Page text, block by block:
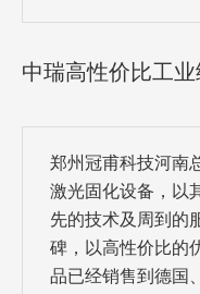
中瑞高性价比工
郑州冠甫科技河南
激光固化设备，以
先的技术及周到的
碑，以高性价比的
品已经销售到德国